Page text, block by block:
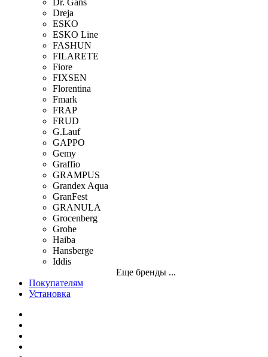
Dr. Gans
Dreja
ESKO
ESKO Line
FASHUN
FILARETE
Fiore
FIXSEN
Florentina
Fmark
FRAP
FRUD
G.Lauf
GAPPO
Gemy
Graffio
GRAMPUS
Grandex Aqua
GranFest
GRANULA
Grocenberg
Grohe
Haiba
Hansberge
Iddis
Еще бренды ...
Покупателям
Установка